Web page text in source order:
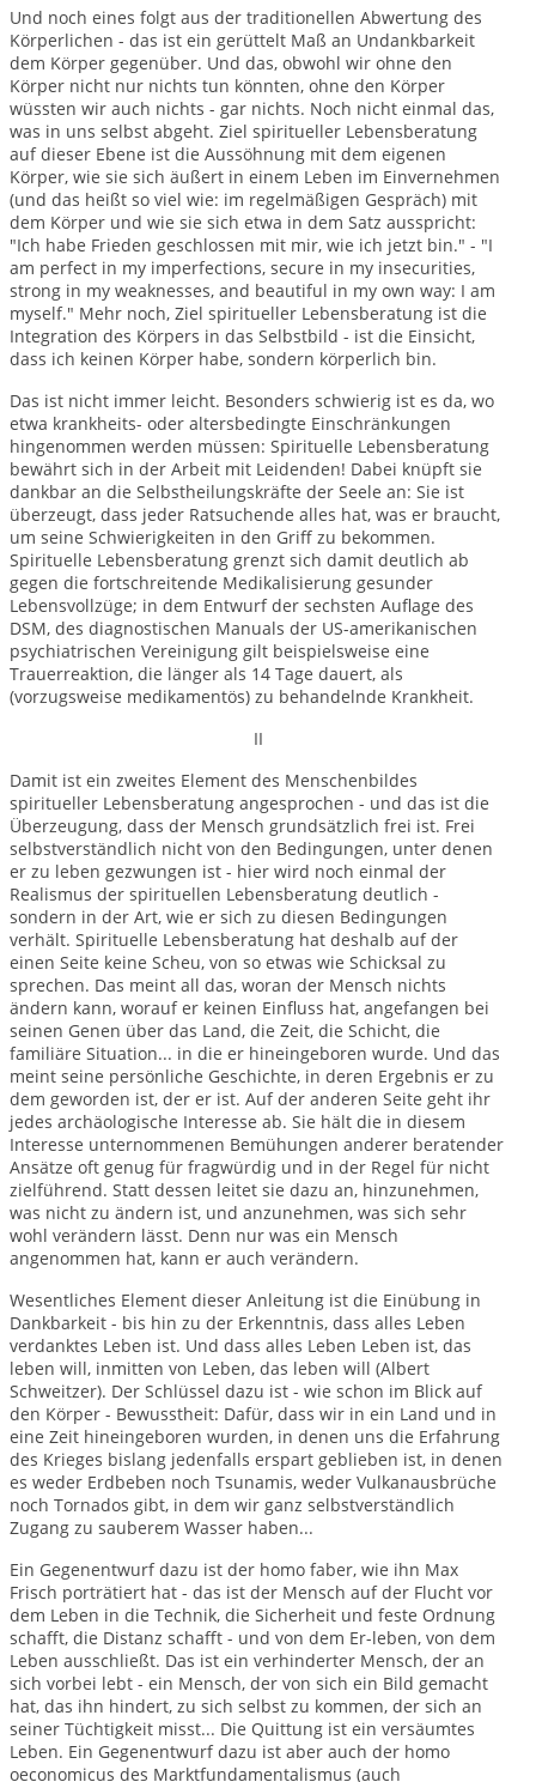
Und noch eines folgt aus der traditionellen Abwertung des
Körperlichen - das ist ein gerüttelt Maß an Undankbarkeit
dem Körper gegenüber. Und das, obwohl wir ohne den
Körper nicht nur nichts tun könnten, ohne den Körper
wüssten wir auch nichts - gar nichts. Noch nicht einmal das,
was in uns selbst abgeht. Ziel spiritueller Lebensberatung
auf dieser Ebene ist die Aussöhnung mit dem eigenen
Körper, wie sie sich äußert in einem Leben im Einvernehmen
(und das heißt so viel wie: im regelmäßigen Gespräch) mit
dem Körper und wie sie sich etwa in dem Satz ausspricht:
"Ich habe Frieden geschlossen mit mir, wie ich jetzt bin." - "I
am perfect in my imperfections, secure in my insecurities,
strong in my weaknesses, and beautiful in my own way: I am
myself." Mehr noch, Ziel spiritueller Lebensberatung ist die
Integration des Körpers in das Selbstbild - ist die Einsicht,
dass ich keinen Körper habe, sondern körperlich bin.
Das ist nicht immer leicht. Besonders schwierig ist es da, wo
etwa krankheits- oder altersbedingte Einschränkungen
hingenommen werden müssen: Spirituelle Lebensberatung
bewährt sich in der Arbeit mit Leidenden! Dabei knüpft sie
dankbar an die Selbstheilungskräfte der Seele an: Sie ist
überzeugt, dass jeder Ratsuchende alles hat, was er braucht,
um seine Schwierigkeiten in den Griff zu bekommen.
Spirituelle Lebensberatung grenzt sich damit deutlich ab
gegen die fortschreitende Medikalisierung gesunder
Lebensvollzüge; in dem Entwurf der sechsten Auflage des
DSM, des diagnostischen Manuals der US-amerikanischen
psychiatrischen Vereinigung gilt beispielsweise eine
Trauerreaktion, die länger als 14 Tage dauert, als
(vorzugsweise medikamentös) zu behandelnde Krankheit.
II
Damit ist ein zweites Element des Menschenbildes
spiritueller Lebensberatung angesprochen - und das ist die
Überzeugung, dass der Mensch grundsätzlich frei ist. Frei
selbstverständlich nicht von den Bedingungen, unter denen
er zu leben gezwungen ist - hier wird noch einmal der
Realismus der spirituellen Lebensberatung deutlich -
sondern in der Art, wie er sich zu diesen Bedingungen
verhält. Spirituelle Lebensberatung hat deshalb auf der
einen Seite keine Scheu, von so etwas wie Schicksal zu
sprechen. Das meint all das, woran der Mensch nichts
ändern kann, worauf er keinen Einfluss hat, angefangen bei
seinen Genen über das Land, die Zeit, die Schicht, die
familiäre Situation... in die er hineingeboren wurde. Und das
meint seine persönliche Geschichte, in deren Ergebnis er zu
dem geworden ist, der er ist. Auf der anderen Seite geht ihr
jedes archäologische Interesse ab. Sie hält die in diesem
Interesse unternommenen Bemühungen anderer beratender
Ansätze oft genug für fragwürdig und in der Regel für nicht
zielführend. Statt dessen leitet sie dazu an, hinzunehmen,
was nicht zu ändern ist, und anzunehmen, was sich sehr
wohl verändern lässt. Denn nur was ein Mensch
angenommen hat, kann er auch verändern.
Wesentliches Element dieser Anleitung ist die Einübung in
Dankbarkeit - bis hin zu der Erkenntnis, dass alles Leben
verdanktes Leben ist. Und dass alles Leben Leben ist, das
leben will, inmitten von Leben, das leben will (Albert
Schweitzer). Der Schlüssel dazu ist - wie schon im Blick auf
den Körper - Bewusstheit: Dafür, dass wir in ein Land und in
eine Zeit hineingeboren wurden, in denen uns die Erfahrung
des Krieges bislang jedenfalls erspart geblieben ist, in denen
es weder Erdbeben noch Tsunamis, weder Vulkanausbrüche
noch Tornados gibt, in dem wir ganz selbstverständlich
Zugang zu sauberem Wasser haben...
Ein Gegenentwurf dazu ist der homo faber, wie ihn Max
Frisch porträtiert hat - das ist der Mensch auf der Flucht vor
dem Leben in die Technik, die Sicherheit und feste Ordnung
schafft, die Distanz schafft - und von dem Er-leben, von dem
Leben ausschließt. Das ist ein verhinderter Mensch, der an
sich vorbei lebt - ein Mensch, der von sich ein Bild gemacht
hat, das ihn hindert, zu sich selbst zu kommen, der sich an
seiner Tüchtigkeit misst... Die Quittung ist ein versäumtes
Leben. Ein Gegenentwurf dazu ist aber auch der homo
oeconomicus des Marktfundamentalismus (auch